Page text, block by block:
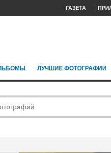
ГАЗЕТА
ЛУЧШИЕ ФОТОГРАФИИ